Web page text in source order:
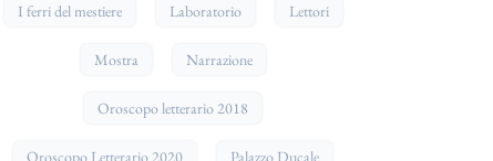
I ferri del mestiere Laboratorio Lettori
Mostra Narrazione
Oroscopo letterario 2018
Oroscopo Letterario 2020 Palazzo Ducale